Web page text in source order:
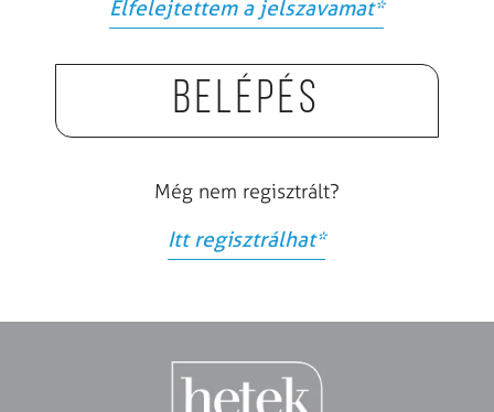
Elfelejtettem a jelszavamat*
Belépés
Még nem regisztrált?
Itt regisztrálhat*